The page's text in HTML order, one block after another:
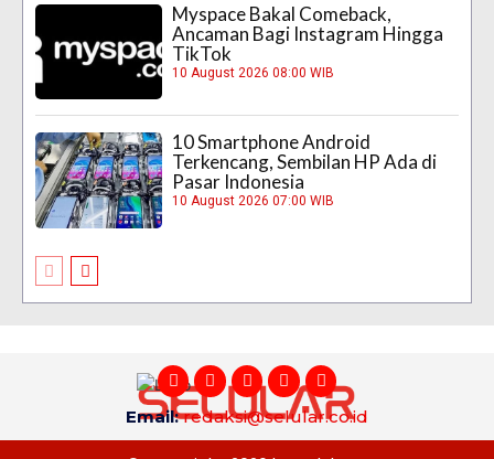
Myspace Bakal Comeback,
Ancaman Bagi Instagram Hingga
TikTok
10 August 2026 08:00 WIB
10 Smartphone Android
Terkencang, Sembilan HP Ada di
Pasar Indonesia
10 August 2026 07:00 WIB
Email:redaksi@selular.co.id